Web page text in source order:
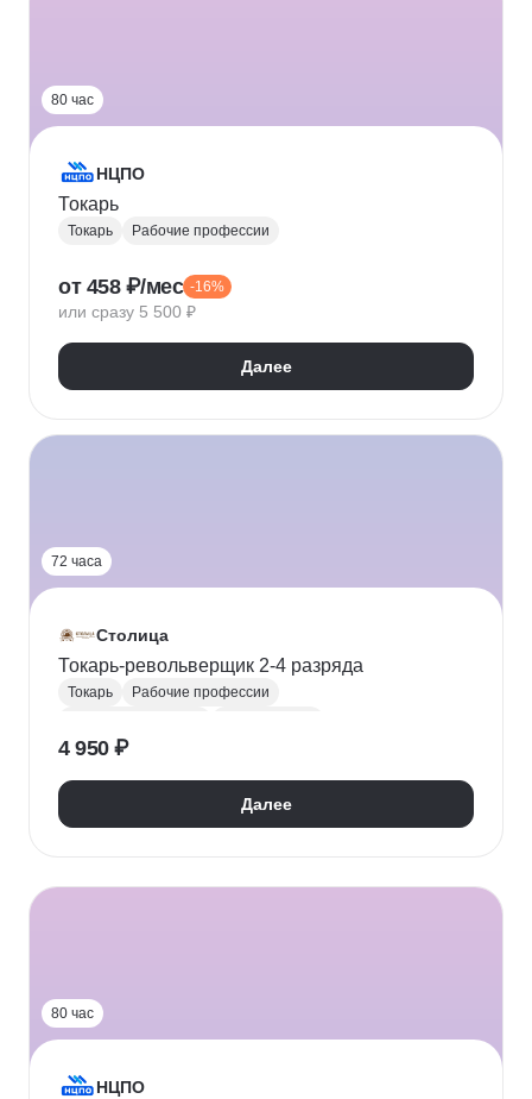
80 час
НЦПО
Токарь
Токарь Рабочие профессии
от 458 ₽/мес -16%
или сразу 5 500 ₽
Далее
72 часа
Столица
Токарь-револьверщик 2-4 разряда
Токарь
Рабочие профессии
Техника безопасности
4 950 ₽
Далее
80 час
НЦПО